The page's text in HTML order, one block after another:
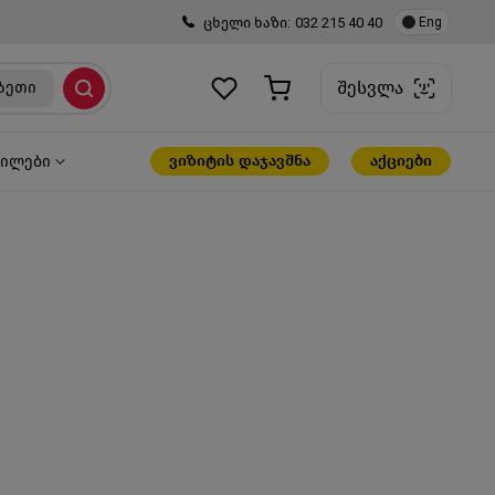
ცხელი ხაზი: 032 215 40 40 Eng
შესვლა
ვიზიტის დაჯავშნა აქციები